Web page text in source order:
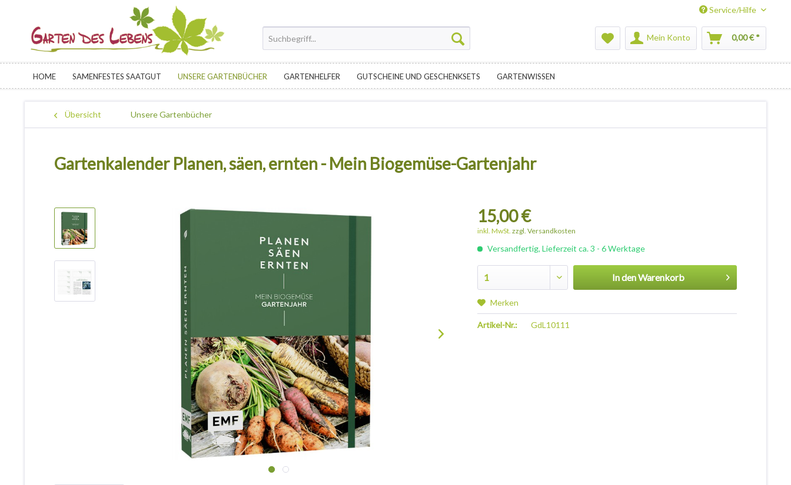
Service/Hilfe
Mein Konto 0,00 € *
HOME SAMENFESTES SAATGUT UNSERE GARTENBÜCHER GARTENHELFER GUTSCHEINE UND GESCHENKSETS GARTENWISSEN
Übersicht Unsere Gartenbücher
Gartenkalender Planen, säen, ernten - Mein Biogemüse-Gartenjahr
15,00 €
inkl. MwSt.zzgl. Versandkosten
Versandfertig, Lieferzeit ca. 3 - 6 Werktage
In denWarenkorb
Merken
Artikel-Nr.: GdL10111